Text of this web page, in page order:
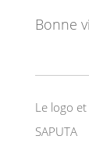
Bonne
Le logo
SAPUTA